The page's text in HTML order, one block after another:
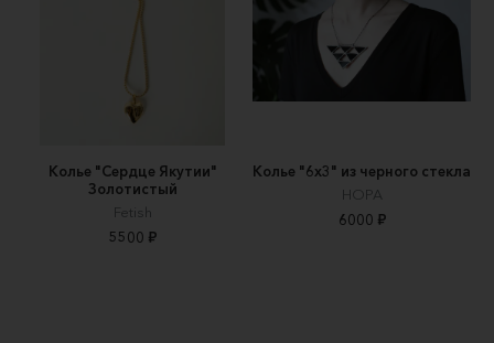
Колье "Сердце Якутии"
Золотистый
Fetish
5500 ₽
Колье "6х3" из черного стекла
НОРА
6000 ₽